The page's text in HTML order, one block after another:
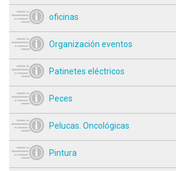
oficinas
Organización eventos
Patinetes eléctricos
Peces
Pelucas. Oncológicas
Pintura